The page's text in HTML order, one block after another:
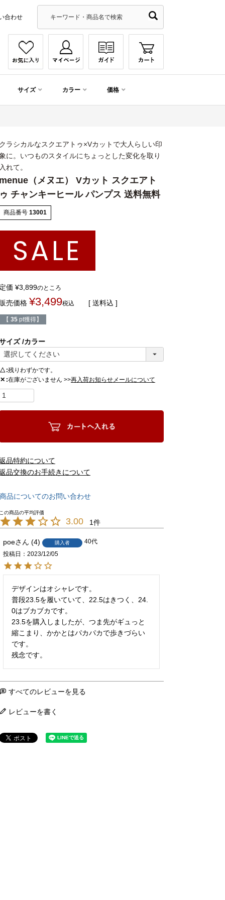
合わせ
サイズ カラー 価格
ラシカルなスクエアトゥ×Vカットで大人らしい印
に。いつものスタイルにちょっとした変化を取り
れて。
（メヌエ） Vカット スクエアト
チャンキーヒール パンプス 送料無料
商品番号 13001
SALE
価 ¥3,899のところ
売価格 ¥3,499税込 送料込
【 35 pt獲得】
イズ カラー
△ 残りわずかです。
✕ 在庫がございません >>再入荷お知らせメールについて
品特約について
品交換のお手続きについて
商品についてのお問い合わせ
3.00 1
poe 4 購入者
40代
投稿日
2023/12/05
デザインはオシャレです。
普段23.5を履いていて、22.5はきつく、24.
0はブカブカです。
23.5を購入しましたが、つま先がギュっと
縮こまり、かかとはパカパカで歩きづらい
です。
残念です。
すべてのレビューを見る
レビューを書く